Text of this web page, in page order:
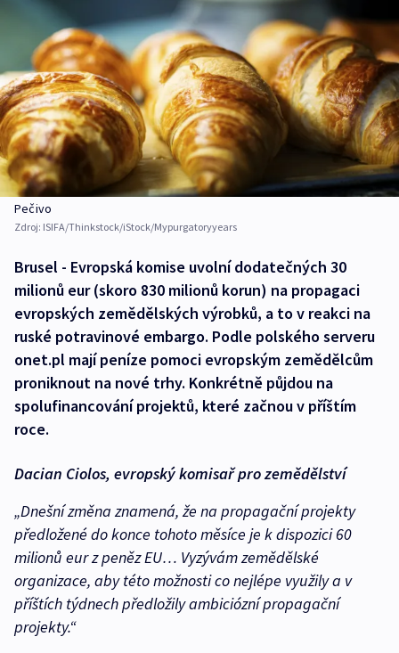
Pečivo
Zdroj: ISIFA/Thinkstock/iStock/Mypurgatoryyears
Brusel - Evropská komise uvolní dodatečných 30
milionů eur (skoro 830 milionů korun) na propagaci
evropských zemědělských výrobků, a to v reakci na
ruské potravinové embargo. Podle polského serveru
onet.pl mají peníze pomoci evropským zemědělcům
proniknout na nové trhy. Konkrétně půjdou na
spolufinancování projektů, které začnou v příštím
roce.
Dacian Ciolos, evropský komisař pro zemědělství
„Dnešní změna znamená, že na propagační projekty
předložené do konce tohoto měsíce je k dispozici 60
milionů eur z peněz EU… Vyzývám zemědělské
organizace, aby této možnosti co nejlépe využily a v
příštích týdnech předložily ambiciózní propagační
projekty.“